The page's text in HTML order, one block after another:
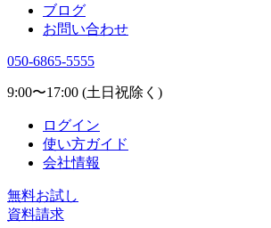
ブログ
お問い合わせ
050-6865-5555
9:00〜17:00 (土日祝除く)
ログイン
使い方ガイド
会社情報
無料お試し
資料請求